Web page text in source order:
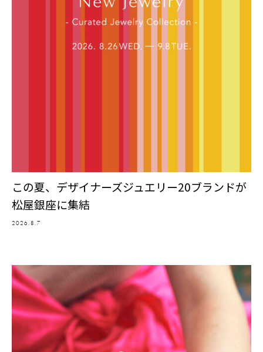
この夏、デザイナーズジュエリー20ブランドが
松屋銀座に集結
2026.8.7